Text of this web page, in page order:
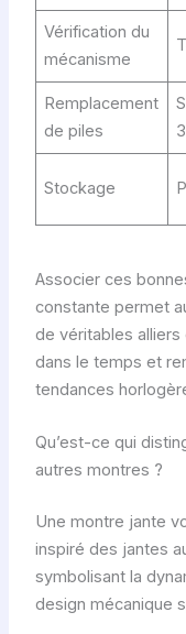
Vérification du
mécanisme
Remplacement
de piles
Stockage
Associer ces
constante permet
de véritables
dans le temps et
tendances
Qu’est-ce qui
autres montres ?
Une montre jante
inspiré des jantes
symbolisant la
design mécanique